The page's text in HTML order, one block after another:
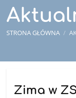
STRONA GŁÓWNA /
Zima w